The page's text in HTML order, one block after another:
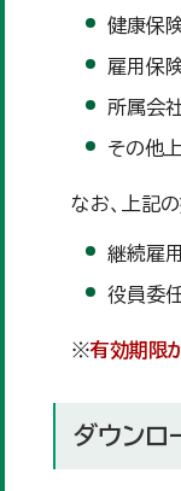
健康保
雇用保
所属会
その他
なお、上記
継続雇
役員委
※有効期限
ダウンロ